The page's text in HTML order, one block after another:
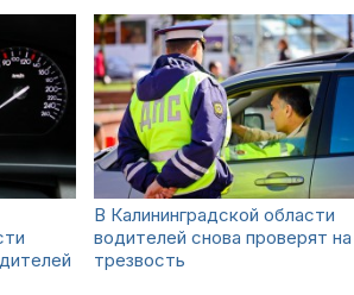
В Калининградской области
водителей снова проверят на
трезвость